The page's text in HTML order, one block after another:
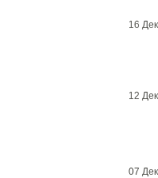
16
12
07